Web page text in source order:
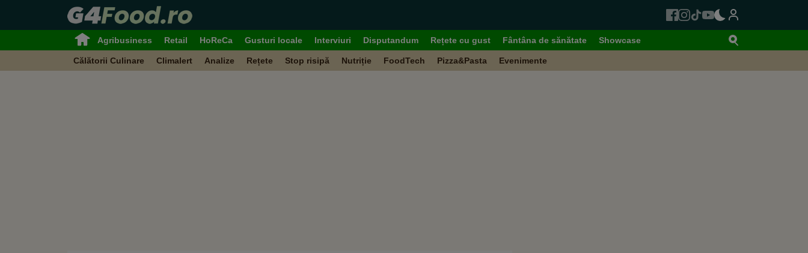
Agribusiness Retail HoReCa Gusturi locale Interviuri Disputandum Rețete cu gust Fântâna de sănătate Showcase
Călătorii Culinare Climalert Analize Rețete Stop risipă Nutriție FoodTech Pizza&Pasta Evenimente